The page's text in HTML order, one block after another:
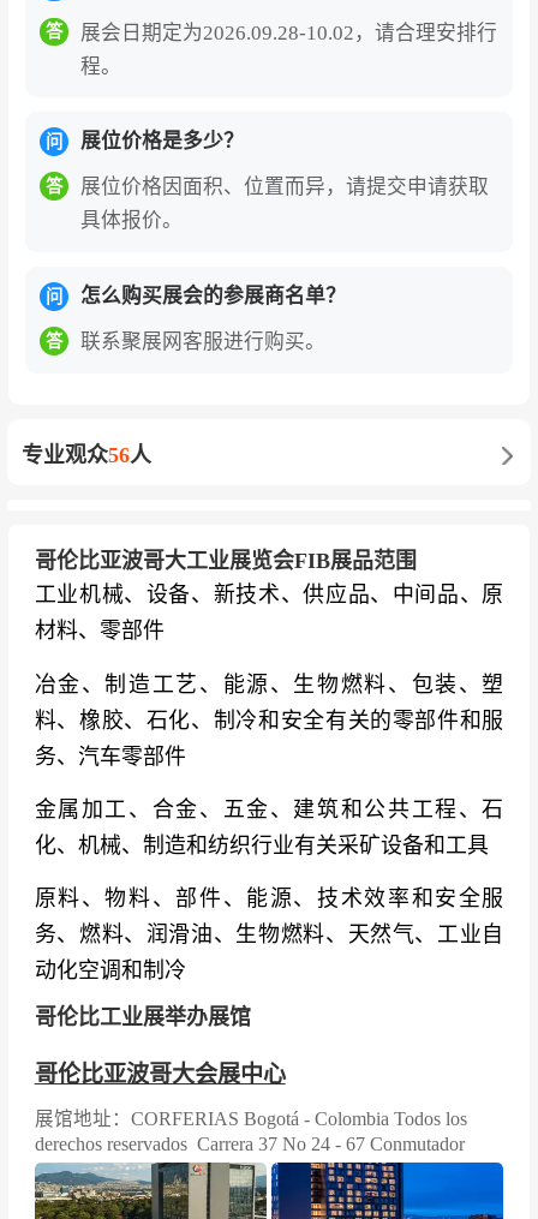
答
展会日期定为2026.09.28-10.02，请合理安排行
程。
问 展位价格是多少？
答
展位价格因面积、位置而异，请提交申请获取
具体报价。
问 怎么购买展会的参展商名单？
答 联系聚展网客服进行购买。
专业观众56人
哥伦比亚波哥大工业展览会FIB展品范围
工业机械、设备、新技术、供应品、中间品、原
材料、零部件
冶金、制造工艺、能源、生物燃料、包装、塑
料、橡胶、石化、制冷和安全有关的零部件和服
务、汽车零部件
金属加工、合金、五金、建筑和公共工程、石
化、机械、制造和纺织行业有关采矿设备和工具
原料、物料、部件、能源、技术效率和安全服
务、燃料、润滑油、生物燃料、天然气、工业自
动化空调和制冷
哥伦比工业展举办展馆
哥伦比亚波哥大会展中心
展馆地址：CORFERIAS Bogotá - Colombia Todos los
derechos reservados Carrera 37 No 24 - 67 Conmutador